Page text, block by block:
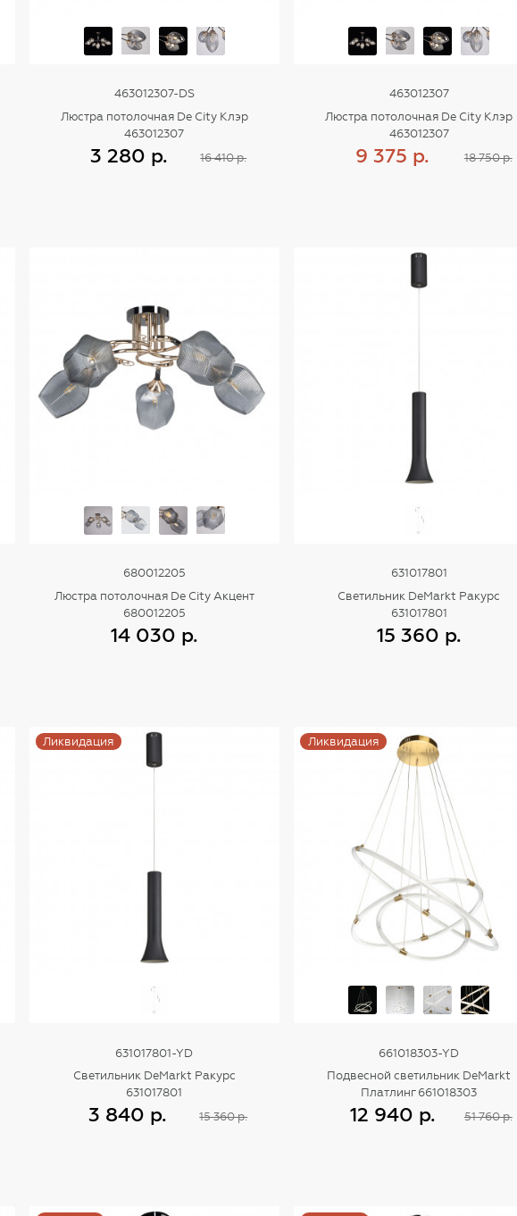
463012307-DS
Люстра потолочная De City Клэр
463012307
3 280 р.
16 410 р.
463012307
Люстра потолочная De City Клэр
463012307
9 375 р.
18 750 р.
680012205
Люстра потолочная De City Акцент
680012205
14 030 р.
631017801
Светильник DeMarkt Ракурс
631017801
15 360 р.
Ликвидация
631017801-YD
Светильник DeMarkt Ракурс
631017801
3 840 р.
15 360 р.
Ликвидация
661018303-YD
Подвесной светильник DeMarkt
Платлинг 661018303
12 940 р.
51 760 р.